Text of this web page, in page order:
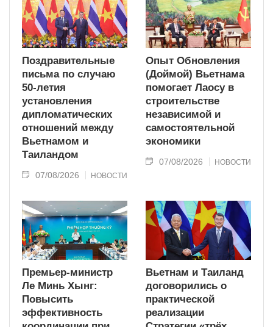
Поздравительные
письма по случаю
50-летия
установления
дипломатических
отношений между
Вьетнамом и
Таиландом
07/08/2026 НОВОСТИ
Опыт Обновления
(Доймой) Вьетнама
помогает Лаосу в
строительстве
независимой и
самостоятельной
экономики
07/08/2026 НОВОСТИ
Премьер-министр
Ле Минь Хынг:
Повысить
эффективность
Вьетнам и Таиланд
договорились о
практической
реализации